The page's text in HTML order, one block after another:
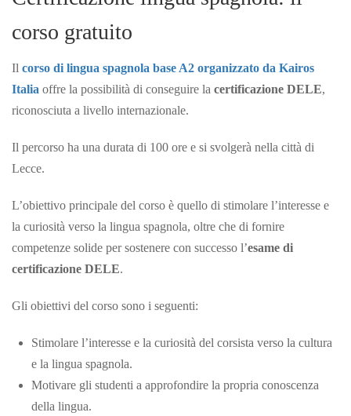
corso gratuito
Il corso di lingua spagnola base A2 organizzato da Kairos
Italia offre la possibilità di conseguire la certificazione DELE,
riconosciuta a livello internazionale.
Il percorso ha una durata di 100 ore e si svolgerà nella città di
Lecce.
L’obiettivo principale del corso è quello di stimolare l’interesse e
la curiosità verso la lingua spagnola, oltre che di fornire
competenze solide per sostenere con successo l’esame di
certificazione DELE.
Gli obiettivi del corso sono i seguenti:
Stimolare l’interesse e la curiosità del corsista verso la cultura
e la lingua spagnola.
Motivare gli studenti a approfondire la propria conoscenza
della lingua.